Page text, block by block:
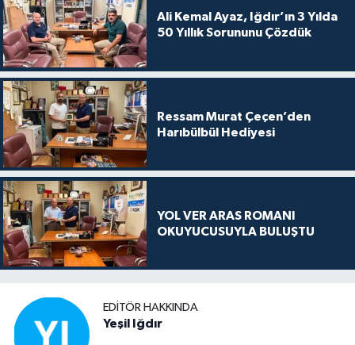
Ali Kemal Ayaz, Iğdır’ın 3 Yılda
50 Yıllık Sorununu Çözdük
Ressam Murat Çeçen’den
Harıbülbül Hediyesi
YOL VER ARAS ROMANI
OKUYUCUSUYLA BULUŞTU
EDITÖR HAKKINDA
Yeşil Iğdır